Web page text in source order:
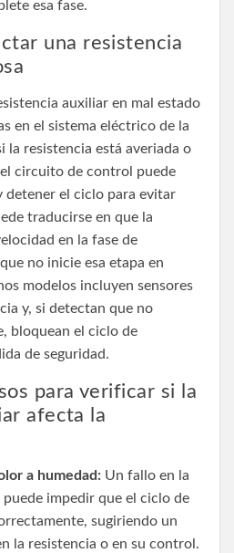
esa fase.
una resistencia
auxiliar en mal estado
en el sistema eléctrico de la
la resistencia está averiada o
circuito de control puede
detener el ciclo para evitar
traducirse en que la
en la fase de
no inicie esa etapa en
modelos incluyen sensores
y, si detectan que no
bloquean el ciclo de
de seguridad.
para verificar si la
afecta la
a humedad: Un fallo en la
impedir que el ciclo de
sugiriendo un
la resistencia o en su control.